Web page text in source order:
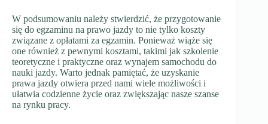
W podsumowaniu należy stwierdzić, że przygotowanie
się do egzaminu na prawo jazdy to nie tylko koszty
związane z opłatami za egzamin. Ponieważ wiąże się
one również z pewnymi kosztami, takimi jak szkolenie
teoretyczne i praktyczne oraz wynajem samochodu do
nauki jazdy. Warto jednak pamiętać, że uzyskanie
prawa jazdy otwiera przed nami wiele możliwości i
ułatwia codzienne życie oraz zwiększając nasze szanse
na rynku pracy.